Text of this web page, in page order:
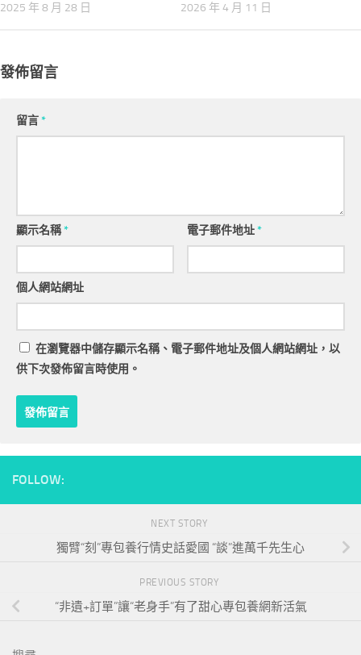
2025 年 8 月 28 日 2026 年 4 月 11 日
發佈留言
留言*
顯示名稱* 電子郵件地址*
個人網站網址
在瀏覽器中儲存顯示名稱、電子郵件地址及個人網站網址，以
供下次發佈留言時使用。
FOLLOW:
NEXT STORY
獨臂“刻”專包養行情史話愛國 “談”進萬千先生心
PREVIOUS STORY
“非遺+訂單”讓“老身手”有了甜心專包養網新活氣